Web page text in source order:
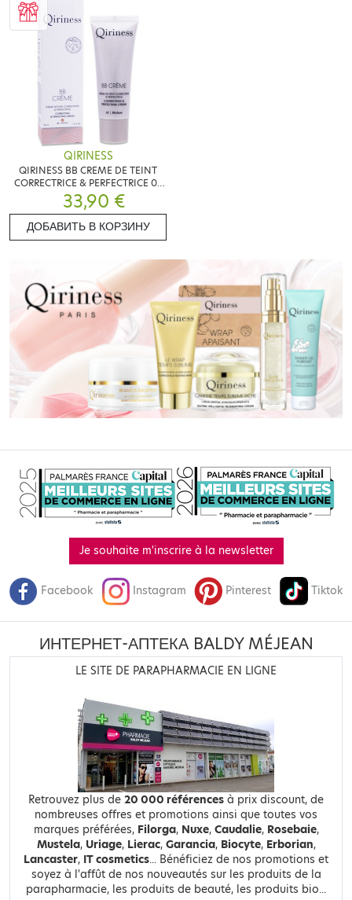
QIRINESS
QIRINESS BB CREME DE TEINT
CORRECTRICE & PERFECTRICE 02
MEDIUM 40ML
33,90 €
ДОБАВИТЬ В КОРЗИНУ
Je souhaite m'inscrire à la newsletter
Facebook Instagram Pinterest Tiktok
ИНТЕРНЕТ-АПТЕКА BALDY MÉJEAN
LE SITE DE PARAPHARMACIE EN LIGNE
Retrouvez plus de 20 000 références à prix discount, de
nombreuses offres et promotions ainsi que toutes vos
marques préférées, Filorga, Nuxe, Caudalie, Rosebaie,
Mustela, Uriage, Lierac, Garancia, Biocyte, Erborian,
Lancaster, IT cosmetics... Bénéficiez de nos promotions et
soyez à l'affût de nos nouveautés sur les produits de la
parapharmacie, les produits de beauté, les produits bio...